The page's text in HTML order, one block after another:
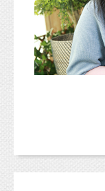
お電話のほか
受け付けてお
お気軽にスタ
＾）b
こども
ゃうのもオ
5月の撮影会
すね！
まだライン＠
だちになって
ぜひぜひラ
になってく
こんにちは
明日明後日（
日 となります